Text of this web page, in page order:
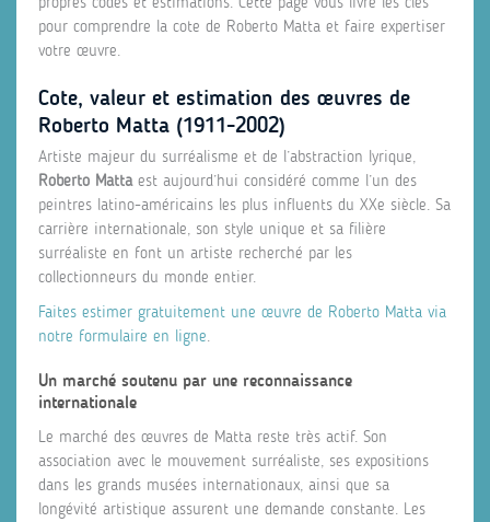
pour comprendre la cote de Roberto Matta et faire expertiser
votre œuvre.
Cote, valeur et estimation des œuvres de
Roberto Matta (1911-2002)
Artiste majeur du surréalisme et de l’abstraction lyrique,
Roberto Mattaest aujourd’hui considéré comme l’un des
peintres latino-américains les plus influents du XXe siècle. Sa
carrière internationale, son style unique et sa filière
surréaliste en font un artiste recherché par les
collectionneurs du monde entier.
Faites estimer gratuitement une œuvre de Roberto Matta via
notre formulaire en ligne.
Un marché soutenu par une reconnaissance
internationale
Le marché des œuvres de Matta reste très actif. Son
association avec le mouvement surréaliste, ses expositions
dans les grands musées internationaux, ainsi que sa
longévité artistique assurent une demande constante. Les